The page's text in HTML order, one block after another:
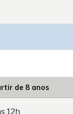
de 8 anos
12h